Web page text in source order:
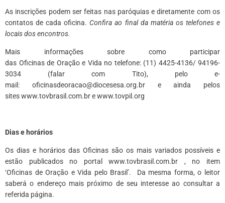
As inscrições podem ser feitas nas paróquias e diretamente com os
contatos de cada oficina.Confira ao final da matéria os telefones e
locais dos encontros.
Mais informações sobre como participar
das Oficinas de Oração e Vida no telefone: (11) 4425-4136/ 94196-
3034 (falar com Tito), pelo e-
mail: oficinasdeoracao@diocesesa.org.br e ainda pelos
sites www.tovbrasil.com.br e www.tovpil.org
Dias e horários
Os dias e horários das Oficinas são os mais variados possíveis e
estão publicados no portal www.tovbrasil.com.br , no item
‘Oficinas de Oração e Vida pelo Brasil’. Da mesma forma, o leitor
saberá o endereço mais próximo de seu interesse ao consultar a
referida página.